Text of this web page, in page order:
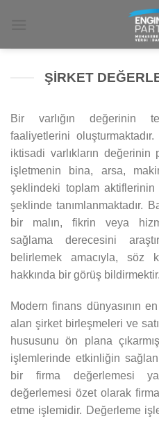
ŞIRKET
Bir varlığın değerinin
faaliyetlerini
iktisadi varlıkların
işletmenin bina, arsa,
şeklindeki toplam
şeklinde tanımlanmaktadır.
bir malın, fikrin veya
sağlama derecesini
belirlemek amacıyla, söz
hakkında bir görüş bildirmektir.
Modern finans dünyasının
alan şirket birleşmeleri ve
hususunu ön plana
işlemlerinde etkinliğin
bir firma değerlemesi
değerlemesi özet olarak
etme işlemidir. Değerleme